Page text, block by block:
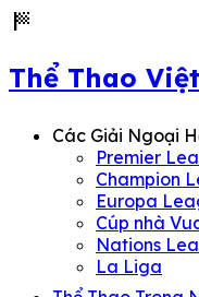
sports_score
Thể Thao Việt
Các Giải Ngoại
Premier
Champion
Europa
Cúp nhà
Nations
La Liga